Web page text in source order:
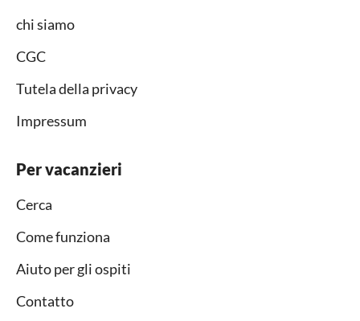
chi siamo
CGC
Tutela della privacy
Impressum
Per vacanzieri
Cerca
Come funziona
Aiuto per gli ospiti
Contatto